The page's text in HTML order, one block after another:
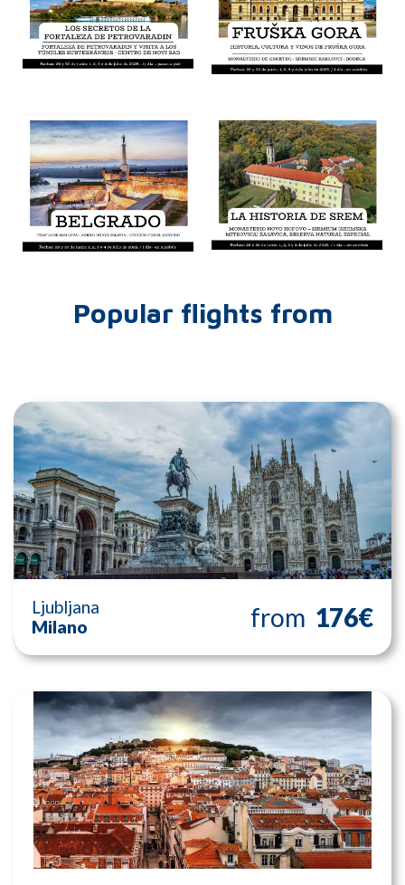
Popular flights from
Ljubljana
Milano
from 176€